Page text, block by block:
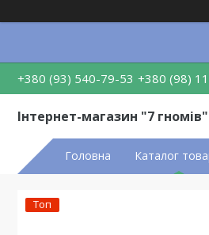
+380 (93) 540-79-53 +380 (98)
Інтернет-магазин "7 гномів"
Головна Каталог
Топ